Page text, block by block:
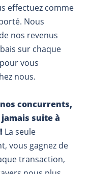
effectuez comme
Nous
nos revenus
sur chaque
vous
nous.
concurrents,
suite à
La seule
vous gagnez de
transaction,